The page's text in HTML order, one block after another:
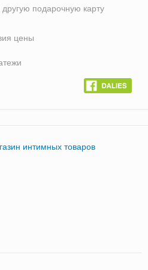
подарочную карту
цены
интимных товаров